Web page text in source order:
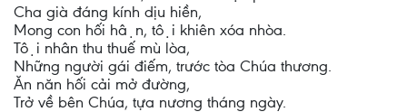
Cha già đáng kính dịu hiền,
Mong con hối hận, tội khiên xóa nhòa.
Tội nhân thu thuế mù lòa,
Những người gái điếm, trước tòa Chúa thương.
Ăn năn hối cải mở đường,
Trở về bên Chúa, tựa nương tháng ngày.